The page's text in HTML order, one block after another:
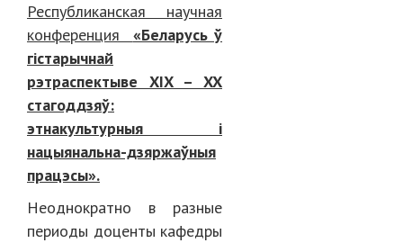
Республиканская научная
конференция «Беларусь ў
гістарычнай
рэтраспектыве XIX – XX
стагоддзяў:
этнакультурныя і
нацыянальна-дзяржаўныя
працэсы».
Неоднократно в разные
периоды доценты кафедры